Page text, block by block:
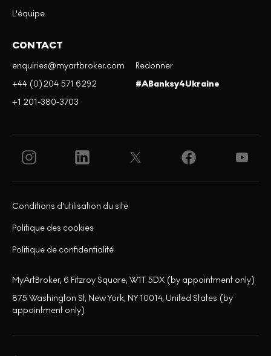
L'équipe
CONTACT
enquiries@myartbroker.com
+44 (0)204 571 6292
+1 201-380-3703
Redonner
#ABanksy4Ukraine
Politique de confidentialité
Politique des cookies
Conditions d'utilisation du site
MyArtBroker, 6 Fitzroy Square, W1T 5DX (by appointment only)
875 Washington St, New York, NY 10014, United States (by
appointment only)